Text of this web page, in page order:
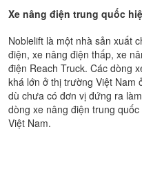
Xe nâng điện trung quốc
Noblelift là một nhà sản xuất
điện, xe nâng điện thấp, xe
điện Reach Truck. Các dòng
khá lớn ở thị trường Việt Nam
dù chưa có đơn vị đứng ra
dòng xe nâng điện trung
Việt Nam.